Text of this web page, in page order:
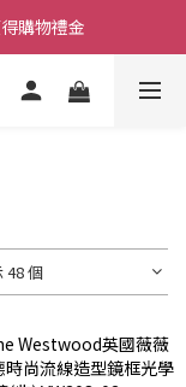
購物禮金
48 個